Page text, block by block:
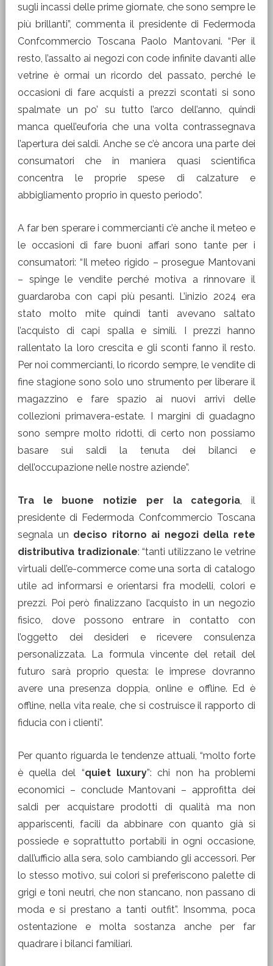
sugli incassi delle prime giornate, che sono sempre le
più brillanti”, commenta il presidente di Federmoda
Confcommercio Toscana Paolo Mantovani. “Per il
resto, l’assalto ai negozi con code infinite davanti alle
vetrine è ormai un ricordo del passato, perché le
occasioni di fare acquisti a prezzi scontati si sono
spalmate un po’ su tutto l’arco dell’anno, quindi
manca quell’euforia che una volta contrassegnava
l’apertura dei saldi. Anche se c’è ancora una parte dei
consumatori che in maniera quasi scientifica
concentra le proprie spese di calzature e
abbigliamento proprio in questo periodo”.
A far ben sperare i commercianti c’è anche il meteo e
le occasioni di fare buoni affari sono tante per i
consumatori: “Il meteo rigido – prosegue Mantovani
– spinge le vendite perché motiva a rinnovare il
guardaroba con capi più pesanti. L’inizio 2024 era
stato molto mite quindi tanti avevano saltato
l’acquisto di capi spalla e simili. I prezzi hanno
rallentato la loro crescita e gli sconti fanno il resto.
Per noi commercianti, lo ricordo sempre, le vendite di
fine stagione sono solo uno strumento per liberare il
magazzino e fare spazio ai nuovi arrivi delle
collezioni primavera-estate. I margini di guadagno
sono sempre molto ridotti, di certo non possiamo
basare sui saldi la tenuta dei bilanci e
dell’occupazione nelle nostre aziende”.
Tra le buone notizie per la categoria, il
presidente di Federmoda Confcommercio Toscana
segnala un deciso ritorno ai negozi della rete
distributiva tradizionale: “tanti utilizzano le vetrine
virtuali dell’e-commerce come una sorta di catalogo
utile ad informarsi e orientarsi fra modelli, colori e
prezzi. Poi però finalizzano l’acquisto in un negozio
fisico, dove possono entrare in contatto con
l’oggetto dei desideri e ricevere consulenza
personalizzata. La formula vincente del retail del
futuro sarà proprio questa: le imprese dovranno
avere una presenza doppia, online e offline. Ed è
offline, nella vita reale, che si costruisce il rapporto di
fiducia con i clienti”.
Per quanto riguarda le tendenze attuali, “molto forte
è quella del “quiet luxury”: chi non ha problemi
economici – conclude Mantovani – approfitta dei
saldi per acquistare prodotti di qualità ma non
appariscenti, facili da abbinare con quanto già si
possiede e soprattutto portabili in ogni occasione,
dall’ufficio alla sera, solo cambiando gli accessori. Per
lo stesso motivo, sui colori si preferiscono palette di
grigi e toni neutri, che non stancano, non passano di
moda e si prestano a tanti outfit”. Insomma, poca
ostentazione e molta sostanza anche per far
quadrare i bilanci familiari.